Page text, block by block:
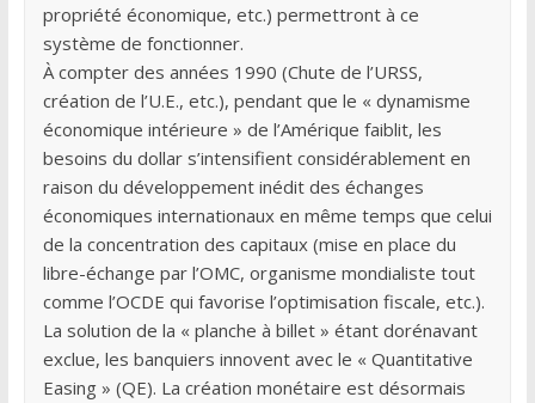
propriété économique, etc.) permettront à ce
système de fonctionner.
À compter des années 1990 (Chute de l’URSS,
création de l’U.E., etc.), pendant que le « dynamisme
économique intérieure » de l’Amérique faiblit, les
besoins du dollar s’intensifient considérablement en
raison du développement inédit des échanges
économiques internationaux en même temps que celui
de la concentration des capitaux (mise en place du
libre-échange par l’OMC, organisme mondialiste tout
comme l’OCDE qui favorise l’optimisation fiscale, etc.).
La solution de la « planche à billet » étant dorénavant
exclue, les banquiers innovent avec le « Quantitative
Easing » (QE). La création monétaire est désormais